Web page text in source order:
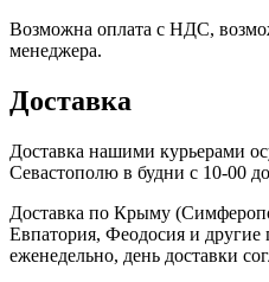
Возможна оплата с НДС,
менеджера.
Доставка
Доставка нашими курьерами
Севастополю в будни с 10-00
Доставка по Крыму
Евпатория, Феодосия и другие
еженедельно, день доставки